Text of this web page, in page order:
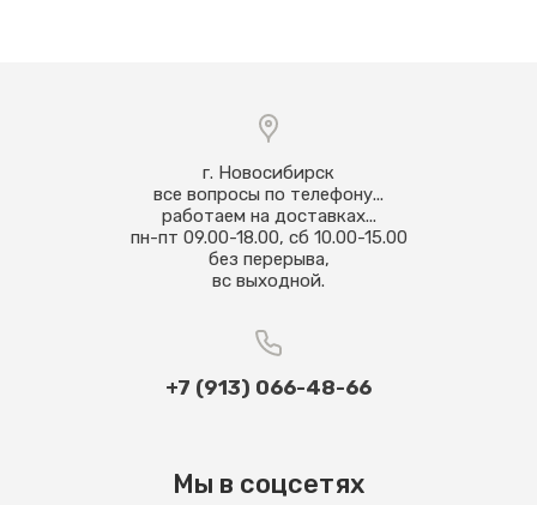
г. Новосибирск
все вопросы по телефону...
работаем на доставках...
пн-пт 09.00-18.00, сб 10.00-15.00
без перерыва,
вс выходной.
+7 (913) 066-48-66
Мы в соцсетях